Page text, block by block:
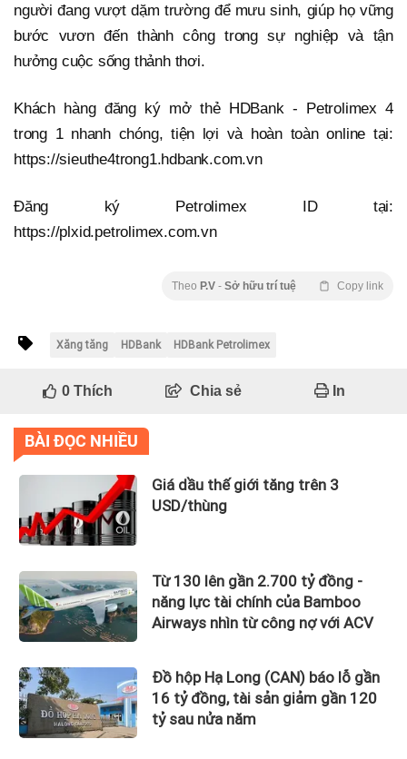
người đang vượt dặm trường để mưu sinh, giúp họ vững
bước vươn đến thành công trong sự nghiệp và tận
hưởng cuộc sống thảnh thơi.
Khách hàng đăng ký mở thẻ HDBank - Petrolimex 4
trong 1 nhanh chóng, tiện lợi và hoàn toàn online tại:
https://sieuthe4trong1.hdbank.com.vn
Đăng ký Petrolimex ID tại:
https://plxid.petrolimex.com.vn
Theo P.V - Sở hữu trí tuệ Copy link
Xăng tăng HDBank HDBank Petrolimex
0Thích Chia sẻ In
BÀI ĐỌC NHIỀU
Giá dầu thế giới tăng trên 3
USD/thùng
Từ 130 lên gần 2.700 tỷ đồng -
năng lực tài chính của Bamboo
Airways nhìn từ công nợ với ACV
Đồ hộp Hạ Long (CAN) báo lỗ gần
16 tỷ đồng, tài sản giảm gần 120
tỷ sau nửa năm